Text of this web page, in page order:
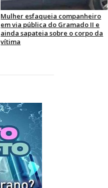
Mulher esfaqueia companheiro
em via pública do Gramado II e
ainda sapateia sobre o corpo da
vítima